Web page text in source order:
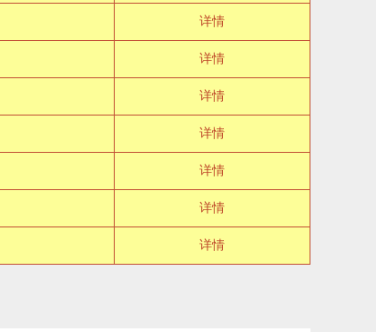
详情
详情
详情
详情
详情
详情
详情